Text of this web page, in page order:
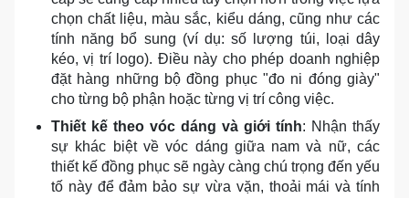
chọn chất liệu, màu sắc, kiểu dáng, cũng như các
tính năng bổ sung (ví dụ: số lượng túi, loại dây
kéo, vị trí logo). Điều này cho phép doanh nghiệp
đặt hàng những bộ đồng phục "đo ni đóng giày"
cho từng bộ phận hoặc từng vị trí công việc.
Thiết kế theo vóc dáng và giới tính: Nhận thấy
sự khác biệt về vóc dáng giữa nam và nữ, các
thiết kế đồng phục sẽ ngày càng chú trọng đến yếu
tố này để đảm bảo sự vừa vặn, thoải mái và tính